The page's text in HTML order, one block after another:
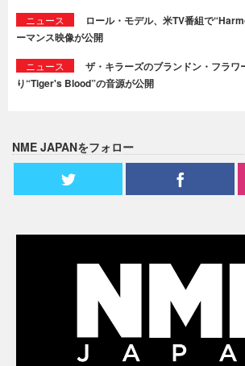
ニュース
ロール・モデル、米TV番組で
ーマンス映像が公開
ニュース
ザ・キラーズのブランドン・フラワ
り“Tiger's Blood”の音源が公開
NME JAPANをフォロー